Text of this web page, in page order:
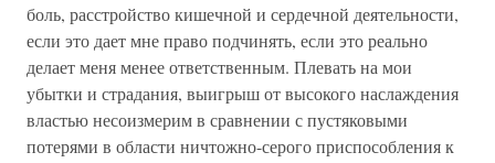
боль, расстройство кишечной и сердечной деятельности,
если это дает мне право подчинять, если это реально
делает меня менее ответственным. Плевать на мои
убытки и страдания, выигрыш от высокого наслаждения
властью несоизмерим в сравнении с пустяковыми
потерями в области ничтожно-серого приспособления к